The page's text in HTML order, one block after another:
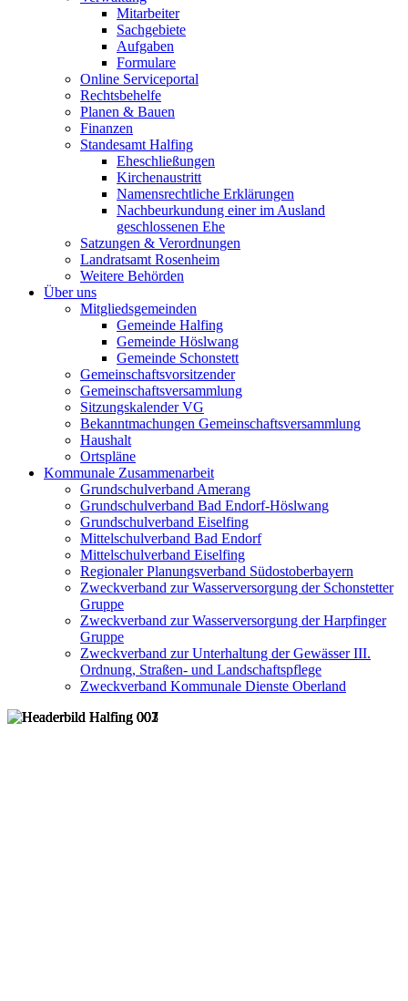
Mitarbeiter
Sachgebiete
Aufgaben
Formulare
Online Serviceportal
Rechtsbehelfe
Planen & Bauen
Finanzen
Standesamt Halfing
Eheschließungen
Kirchenaustritt
Namensrechtliche Erklärungen
Nachbeurkundung einer im Ausland
geschlossenen Ehe
Satzungen & Verordnungen
Landratsamt Rosenheim
Weitere Behörden
Über uns
Mitgliedsgemeinden
Gemeinde Halfing
Gemeinde Höslwang
Gemeinde Schonstett
Gemeinschaftsvorsitzender
Gemeinschaftsversammlung
Sitzungskalender VG
Bekanntmachungen Gemeinschaftsversammlung
Haushalt
Ortspläne
Kommunale Zusammenarbeit
Grundschulverband Amerang
Grundschulverband Bad Endorf-Höslwang
Grundschulverband Eiselfing
Mittelschulverband Bad Endorf
Mittelschulverband Eiselfing
Regionaler Planungsverband Südostoberbayern
Zweckverband zur Wasserversorgung der Schonstetter
Gruppe
Zweckverband zur Wasserversorgung der Harpfinger
Gruppe
Zweckverband zur Unterhaltung der Gewässer III.
Ordnung, Straßen- und Landschaftspflege
Zweckverband Kommunale Dienste Oberland